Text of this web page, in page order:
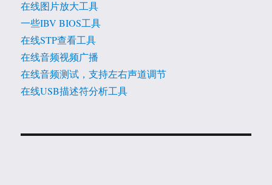
在线图片放大工具
一些IBV BIOS工具
在线STP查看工具
在线音频视频广播
在线音频测试，支持左右声道调节
在线USB描述符分析工具